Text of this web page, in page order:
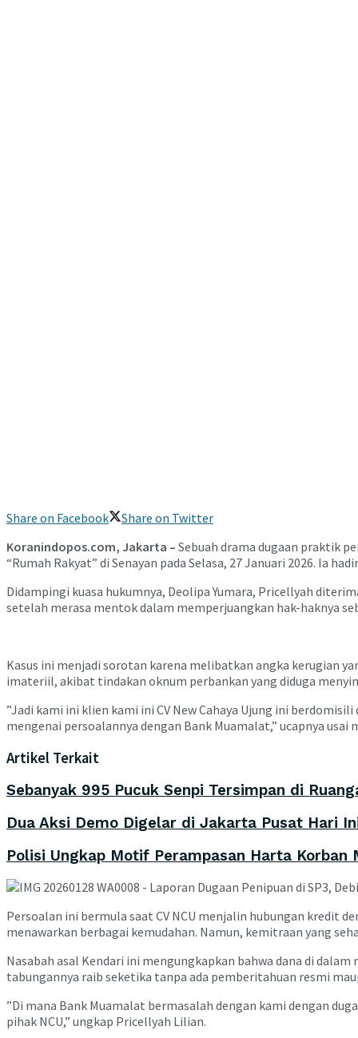
Share on Facebook
Share on Twitter
​Koranindopos.com, Jakarta – Sebuah drama dugaan praktik
“Rumah Rakyat” di Senayan pada Selasa, 27 Januari 2026. Ia
​Didampingi kuasa hukumnya, Deolipa Yumara, Pricellyah
setelah merasa mentok dalam memperjuangkan hak-haknya
​Kasus ini menjadi sorotan karena melibatkan angka kerugian
imateriil, akibat tindakan oknum perbankan yang diduga
​”Jadi kami ini klien kami ini CV New Cahaya Ujung ini
mengenai persoalannya dengan Bank Muamalat,” ucapnya usai
Artikel Terkait
Sebanyak 995 Pucuk Senpi Tersimpan di
Dua Aksi Demo Digelar di Jakarta Pusat Hari
Polisi Ungkap Motif Perampasan Harta
​Persoalan ini bermula saat CV NCU menjalin hubungan kredit
menawarkan berbagai kemudahan. Namun, kemitraan yang
​Nasabah asal Kendari ini mengungkapkan bahwa dana di
tabungannya raib seketika tanpa ada pemberitahuan resmi
​”Di mana Bank Muamalat bermasalah dengan kami dengan
pihak NCU,” ungkap Pricellyah Lilian.